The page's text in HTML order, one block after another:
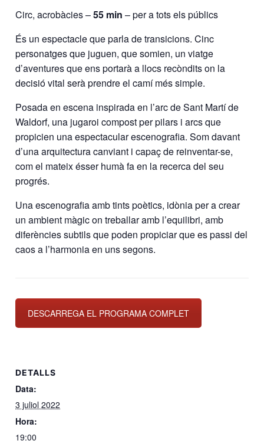
Circ, acrobàcies –55 min – per a tots els públics
És un espectacle que parla de transicions. Cinc
personatges que juguen, que somien, un viatge
d’aventures que ens portarà a llocs recòndits on la
decisió vital serà prendre el camí més simple.
Posada en escena inspirada en l’arc de Sant Martí de
Waldorf, una jugaroi compost per pilars i arcs que
propicien una espectacular escenografia. Som davant
d’una arquitectura canviant i capaç de reinventar-se,
com el mateix ésser humà fa en la recerca del seu
progrés.
Una escenografia amb tints poètics, idònia per a crear
un ambient màgic on treballar amb l’equilibri, amb
diferències subtils que poden propiciar que es passi del
caos a l’harmonia en uns segons.
DESCARREGA EL PROGRAMA COMPLET
DETALLS
Data:
3 juliol 2022
Hora:
19:00